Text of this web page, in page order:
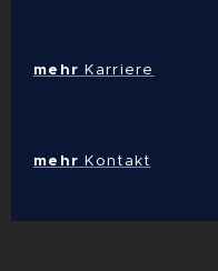
mehr Karriere
mehr Kontakt